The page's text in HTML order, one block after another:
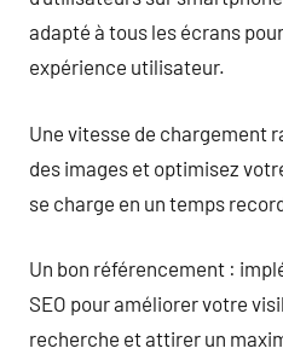
adapté à tous les écrans
expérience utilisateur.
Une vitesse de chargement
des images et optimisez
se charge en un temps
Un bon référencement :
SEO pour améliorer votre
recherche et attirer un